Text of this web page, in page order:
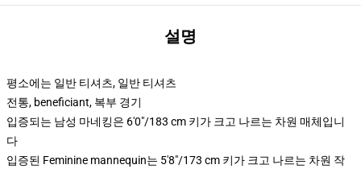
설명
평소에는 일반 티셔츠, 일반 티셔츠
전통, beneficiant, 복부 경기
입증되는 남성 마네킹은 6'0"/183 cm 키가 크고 나르는 차원 매체입니
다
입증된 Feminine mannequin는 5'8"/173 cm 키가 크고 나르는 차원 작